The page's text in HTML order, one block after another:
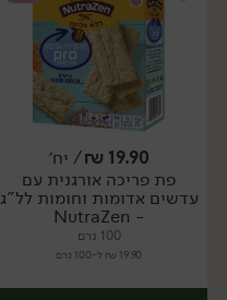
יח׳
19.90
₪/ יח׳
פת פריכה אורגנית עם
עדשים אדומות וחומות לל"ג
- NutraZen
100 גרם
19.90 ₪ ל-100 גרם